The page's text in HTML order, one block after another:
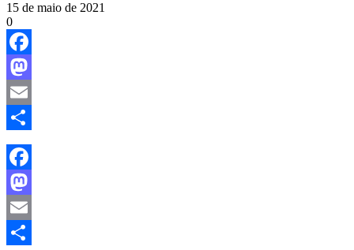
15 de maio de 2021
0
Facebook
Mastodon
Email
Share
Facebook
Mastodon
Email